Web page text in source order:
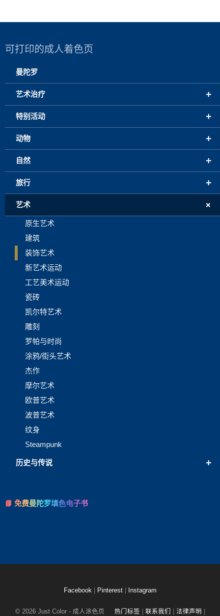
可打印的成人着色页
曼陀罗
+
艺术治疗
+
特别活动
+
动物
+
自然
+
旅行
+
艺术
原生艺术
建筑
装饰艺术
新艺术运动
工艺美术运动
瓷砖
凯尔特艺术
雕刻
罗帕与时尚
涂鸦/街头艺术
杰作
摩尔艺术
欧普艺术
波普艺术
纹身
Steampunk
+
历史与传说
📘 免费曼陀罗填色电子书
Facebook Pinterest Instagram
© 2026 Just Color - 成人涂色页 热门标签 联系我们 法律声明